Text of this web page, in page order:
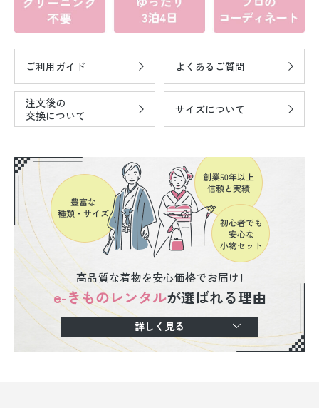
ご利用ガイド よくあるご質問
注文後の
交換について
サイズについて
高品質な着物を安心価格でお届け!
e-きものレンタルが選ばれる理由
詳しく見る